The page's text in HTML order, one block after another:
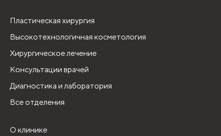
Пластическая хирургия
Высокотехнологичная косметология
Хирургическое лечение
Консультации врачей
Диагностика и лаборатория
Все отделения
О клинике